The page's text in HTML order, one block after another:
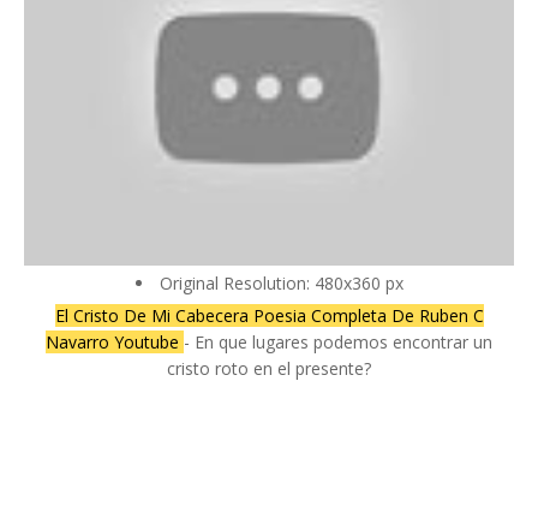
Original Resolution: 480x360 px
El Cristo De Mi Cabecera Poesia Completa De Ruben C
Navarro Youtube - En que lugares podemos encontrar un
cristo roto en el presente?